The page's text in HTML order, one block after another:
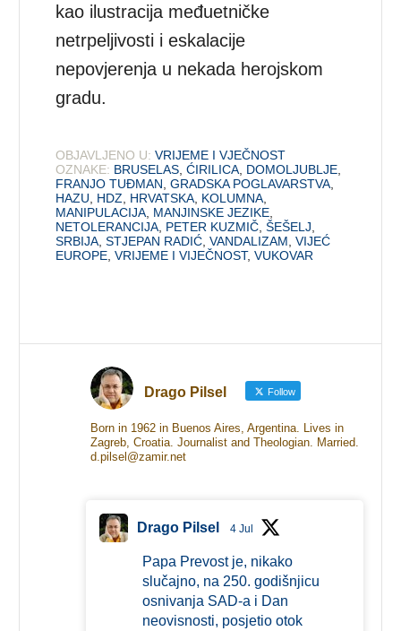
kao ilustracija međuetničke
netrpeljivosti i eskalacije
nepovjerenja u nekada herojskom
gradu.
OBJAVLJENO U: VRIJEME I VJEČNOST
OZNAKE: BRUSELAS ,ĆIRILICA DOMOLJUBLJE
FRANJO TUĐMAN ,GRADSKA POGLAVARSTVA
HAZU
HDZ HRVATSKA KOLUMNA
MANIPULACIJA MANJINSKE JEZIKE
NETOLERANCIJA PETER KUZMIČ ,ŠEŠELJ
SRBIJA ,STJEPAN RADIĆ ,VANDALIZAM ,VIJEĆ
EUROPE ,VRIJEME I VIJEČNOST,VUKOVAR
Drago Pilsel Follow
Born in 1962 in Buenos Aires, Argentina. Lives in
Zagreb, Croatia. Journalist and Theologian. Married.
d.pilsel@zamir.net
Drago Pilsel 4 Jul
Papa Prevost je, nikako
slučajno, na 250. godišnjicu
osnivanja SAD-a i Dan
neovisnosti, posjetio otok